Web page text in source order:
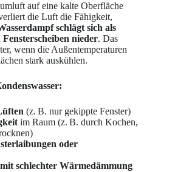
auf eine kalte Oberfläche
die Luft die Fähigkeit,
schlägt sich als
nieder. Das
wenn die Außentemperaturen
stark auskühlen.
(z. B. nur gekippte Fenster)
im Raum (z. B. durch Kochen,
oder
schlechter Wärmedämmung